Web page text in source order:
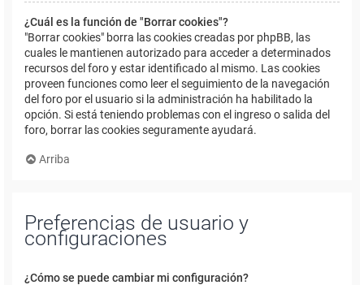
¿Cuál es la función de "Borrar cookies"?
"Borrar cookies" borra las cookies creadas por phpBB, las
cuales le mantienen autorizado para acceder a determinados
recursos del foro y estar identificado al mismo. Las cookies
proveen funciones como leer el seguimiento de la navegación
del foro por el usuario si la administración ha habilitado la
opción. Si está teniendo problemas con el ingreso o salida del
foro, borrar las cookies seguramente ayudará.
Arriba
Preferencias de usuario y
configuraciones
¿Cómo se puede cambiar mi configuración?